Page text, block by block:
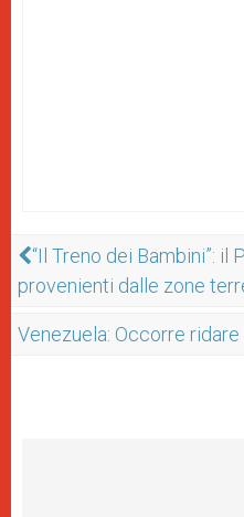
“Il Treno dei Bambini”:
provenienti dalle zone
Venezuela: Occorre